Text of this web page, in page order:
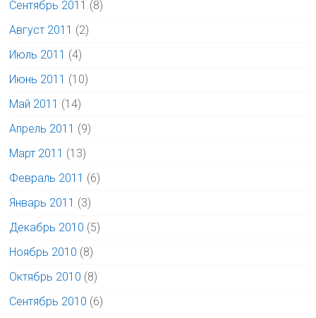
Сентябрь 2011 (8)
Август 2011 (2)
Июль 2011 (4)
Июнь 2011 (10)
Май 2011 (14)
Апрель 2011 (9)
Март 2011 (13)
Февраль 2011 (6)
Январь 2011 (3)
Декабрь 2010 (5)
Ноябрь 2010 (8)
Октябрь 2010 (8)
Сентябрь 2010 (6)